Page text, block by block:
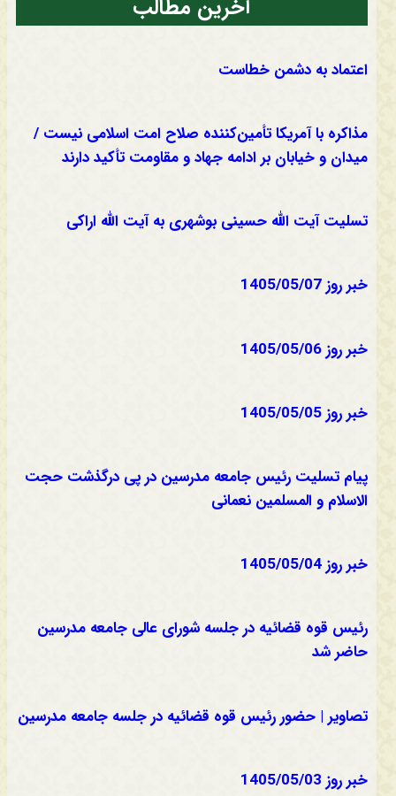
آخرین مطالب
اعتماد به دشمن خطاست
مذاکره با آمریکا تأمین‌کننده صلاح امت اسلامی نیست /
میدان و خیابان بر ادامه جهاد و مقاومت تأکید دارند
تسلیت آیت الله حسینی بوشهری به آیت الله اراکی
خبر روز 1405/05/07
خبر روز 1405/05/06
خبر روز 1405/05/05
پیام تسلیت رئیس جامعه مدرسین در پی درگذشت حجت
الاسلام و المسلمین نعمانی
خبر روز 1405/05/04
رئیس قوه قضائیه در جلسه شورای عالی جامعه مدرسین
حاضر شد
تصاویر | حضور رئیس قوه قضائیه در جلسه جامعه مدرسین
خبر روز 1405/05/03